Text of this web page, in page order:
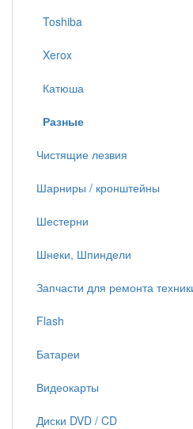
Toshiba
Xerox
Катюша
Разные
Чистящие лезвия
Шарниры / кронштейны
Шестерни
Шнеки, Шпиндели
Запчасти для ремонта
Flash
Батареи
Видеокарты
Диски DVD / CD